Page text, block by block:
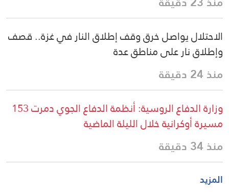
الاحتلال يواصل خرق وقف إطلاق النار في غزة.. قصف
وإطلاق نار على مناطق عدة
منذ 24 دقيقة
وزارة الدفاع الروسية: أنظمة الدفاع الجوي دمرت 153
مسيرة أوكرانية خلال الليلة الماضية
منذ 34 دقيقة
المزيد